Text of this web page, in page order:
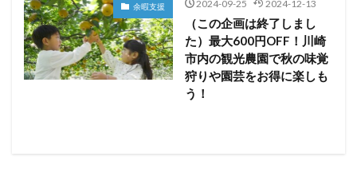
余暇支援 2024-09-25 2024-12-13
（この企画は終了しまし
た）最大600円OFF！川崎
市内の観光農園で秋の味覚
狩りや園芸をお得に楽しも
う！